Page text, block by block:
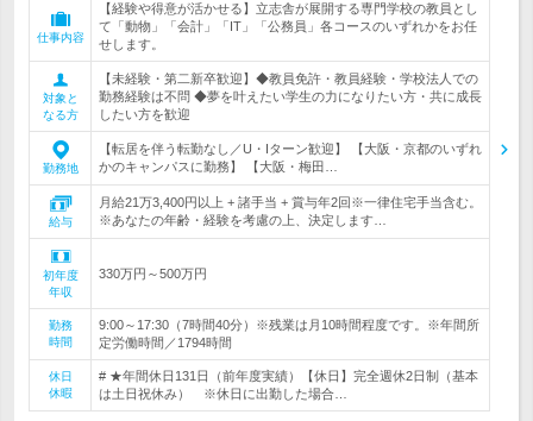
仕事内容
【経験や得意が活かせる】立志舎が展開する専門学校の教員とし
て「動物」「会計」「IT」「公務員」各コースのいずれかをお任
せします。
対象と
なる方
【未経験・第二新卒歓迎】◆教員免許・教員経験・学校法人での
勤務経験は不問 ◆夢を叶えたい学生の力になりたい方・共に成長
したい方を歓迎
勤務地
【転居を伴う転勤なし／U・Iターン歓迎】 【大阪・京都のいずれ
かのキャンパスに勤務】 【大阪・梅田…
給与
月給21万3,400円以上 + 諸手当 + 賞与年2回※一律住宅手当含む。
※あなたの年齢・経験を考慮の上、決定します…
初年度
年収
330万円～500万円
勤務
時間
9:00～17:30（7時間40分）※残業は月10時間程度です。※年間所
定労働時間／1794時間
休日
休暇
# ★年間休日131日（前年度実績）【休日】完全週休2日制（基本
は土日祝休み） ※休日に出勤した場合…